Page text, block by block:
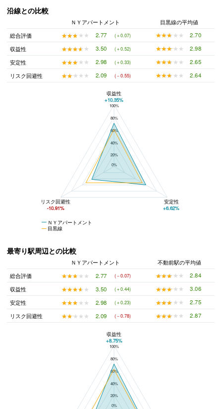
沿線との比較
ＮＹアパートメント
目黒線の平均値
総合評価
★★★★★
★★★★★ 2.77 (＋0.07) ★★★★★
★★★★★
2.70
収益性
★★★★★
★★★★★ 3.50 (＋0.52) ★★★★★
★★★★★
2.98
安定性
★★★★★
★★★★★ 2.98 (＋0.33) ★★★★★
★★★★★
2.65
リスク回避性
★★★★★
★★★★★ 2.09 (－0.55) ★★★★★
★★★★★ 2.64
ＮＹアパートメントと目黒線の平均値の総合評価の比較
100%
80%
60%
40%
20%
0%
ＮＹアパートメント
目黒線
収益性
+10.35%
リスク回避性
-10.91%
安定性
+6.62%
最寄り駅周辺との比較
ＮＹアパートメント
不動前駅の平均値
総合評価
★★★★★
★★★★★ 2.77 (－0.07) ★★★★★
★★★★★
2.84
収益性
★★★★★
★★★★★ 3.50 (＋0.44) ★★★★★
★★★★★
3.06
安定性
★★★★★
★★★★★ 2.98 (＋0.23) ★★★★★
★★★★★
2.75
リスク回避性
★★★★★
★★★★★ 2.09 (－0.78) ★★★★★
★★★★★ 2.87
ＮＹアパートメントと不動前駅の平均値の総合評価の比較
100%
80%
60%
40%
20%
0%
収益性
+8.75%